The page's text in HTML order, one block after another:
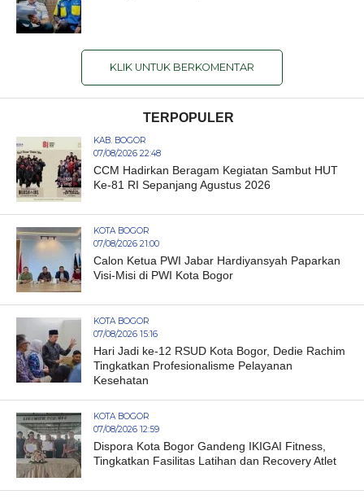
KLIK UNTUK BERKOMENTAR
TERPOPULER
KAB. BOGOR
07/08/2026 22:48
CCM Hadirkan Beragam Kegiatan Sambut HUT
Ke-81 RI Sepanjang Agustus 2026
KOTA BOGOR
07/08/2026 21:00
Calon Ketua PWI Jabar Hardiyansyah Paparkan
Visi-Misi di PWI Kota Bogor
KOTA BOGOR
07/08/2026 15:16
Hari Jadi ke-12 RSUD Kota Bogor, Dedie Rachim
Tingkatkan Profesionalisme Pelayanan
Kesehatan
KOTA BOGOR
07/08/2026 12:59
Dispora Kota Bogor Gandeng IKIGAI Fitness,
Tingkatkan Fasilitas Latihan dan Recovery Atlet